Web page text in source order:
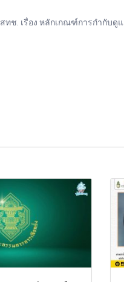
ช. เรื่อง หลักเกณฑ์การกำกับดู